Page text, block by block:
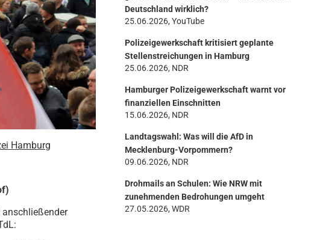
Hamburg
Deutschland wirklich?
25.06.2026, YouTube
Polizeigewerkschaft kritisiert geplante
Stellenstreichungen in Hamburg
25.06.2026, NDR
Hamburger Polizeigewerkschaft warnt vor
finanziellen Einschnitten
15.06.2026, NDR
Landtagswahl: Was will die AfD in
Mecklenburg-Vorpommern?
09.06.2026, NDR
Drohmails an Schulen: Wie NRW mit
zunehmenden Bedrohungen umgeht
27.05.2026, WDR